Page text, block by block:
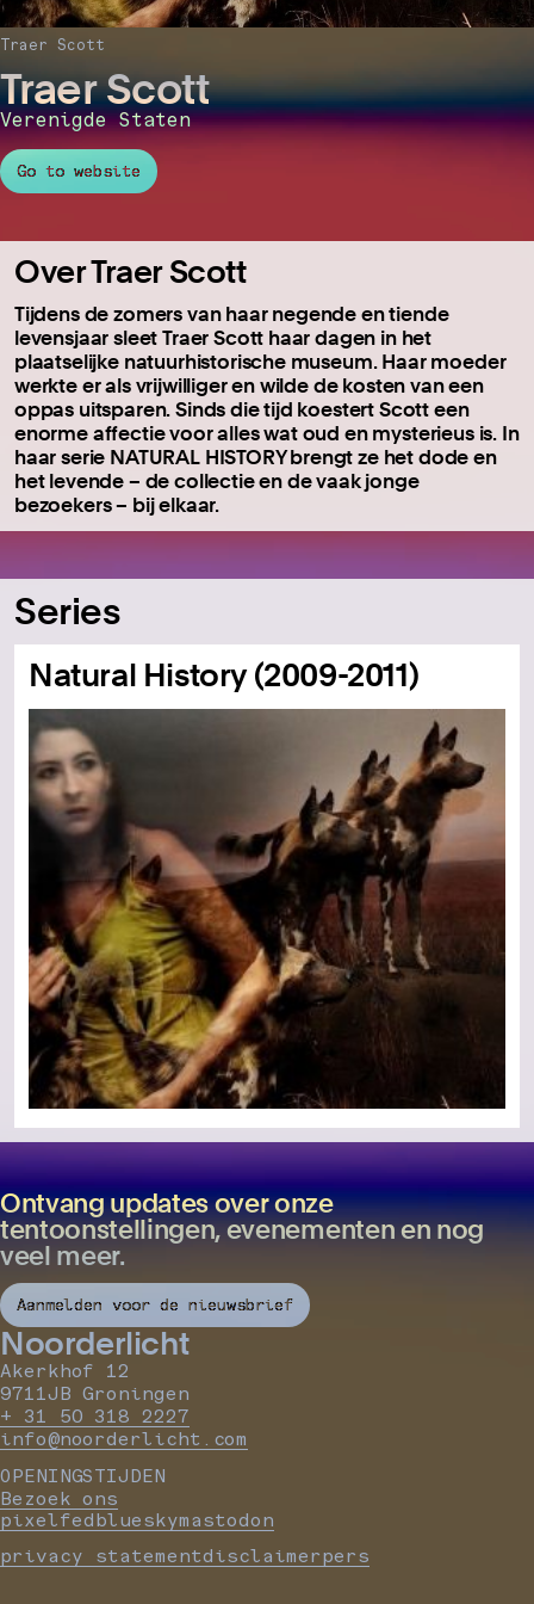
Traer Scott
Verenigde Staten
Go to website
Traer Scott
Over Traer Scott
Tijdens de zomers van haar negende en tiende
levensjaar sleet Traer Scott haar dagen in het
plaatselijke natuurhistorische museum. Haar moeder
werkte er als vrijwilliger en wilde de kosten van een
oppas uitsparen. Sinds die tijd koestert Scott een
enorme affectie voor alles wat oud en mysterieus is. In
haar serie NATURAL HISTORY brengt ze het dode en
het levende – de collectie en de vaak jonge
bezoekers – bij elkaar.
Series
Natural History (2009-2011)
Ontvang updates over onze
tentoonstellingen, evenementen en nog
veel meer.
Aanmelden voor de nieuwsbrief
Noorderlicht
Akerkhof 12
9711JB Groningen
+ 31 50 318 2227
info@noorderlicht.com
OPENINGSTIJDEN
Bezoek ons
pixelfedblueskymastodon
privacy statementdisclaimerpers